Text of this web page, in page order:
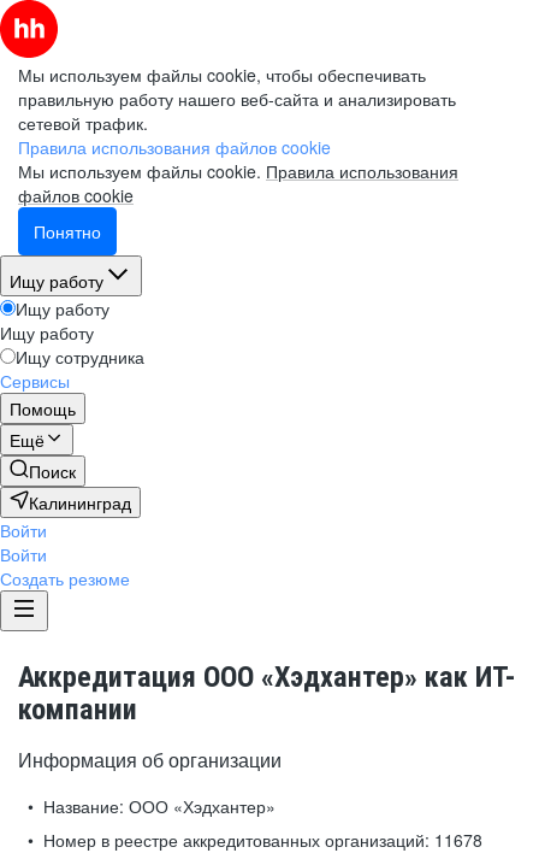
Мы используем файлы cookie, чтобы обеспечивать
правильную работу нашего веб-сайта и анализировать
сетевой трафик.
Правила использования файлов cookie
Мы используем файлы cookie. Правила использования
файлов cookie
Понятно
Ищу работу
Ищу работу
Ищу работу
Ищу сотрудника
Сервисы
Помощь
Ещё
Поиск
Калининград
Войти
Войти
Создать резюме
Аккредитация ООО «Хэдхантер» как ИТ-
компании
Информация об организации
Название: ООО «Хэдхантер»
Номер в реестре аккредитованных организаций: 11678